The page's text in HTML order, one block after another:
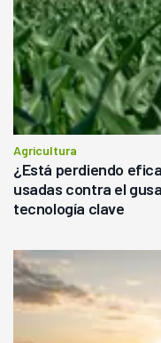
Agricultura
¿Está perdiendo
usadas contra el
tecnología clave